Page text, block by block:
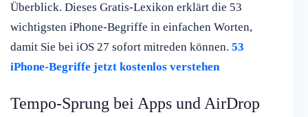
Überblick. Dieses Gratis-Lexikon erklärt die 53
wichtigsten iPhone-Begriffe in einfachen Worten,
damit Sie bei iOS 27 sofort mitreden können. 53
iPhone-Begriffe jetzt kostenlos verstehen
Tempo-Sprung bei Apps und AirDrop